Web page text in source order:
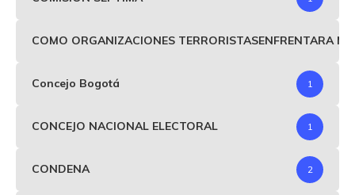
COMO ORGANIZACIONES TERRORISTASENFRENTARA
Concejo Bogotá 1
CONCEJO NACIONAL ELECTORAL 1
CONDENA 2